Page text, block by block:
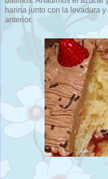
harina junto con la levadura
anterior.